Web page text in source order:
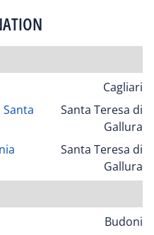
Cagliari
Santa Teresa di
Gallura
Santa Teresa di
Gallura
Budoni